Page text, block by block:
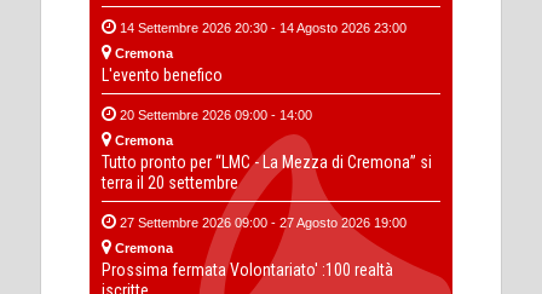
14 Settembre 2026 20:30 - 14 Agosto 2026 23:00
Cremona
L'evento benefico
20 Settembre 2026 09:00 - 14:00
Cremona
Tutto pronto per “LMC - La Mezza di Cremona” si
terra il 20 settembre
27 Settembre 2026 09:00 - 27 Agosto 2026 19:00
Cremona
Prossima fermata Volontariato' :100 realtà